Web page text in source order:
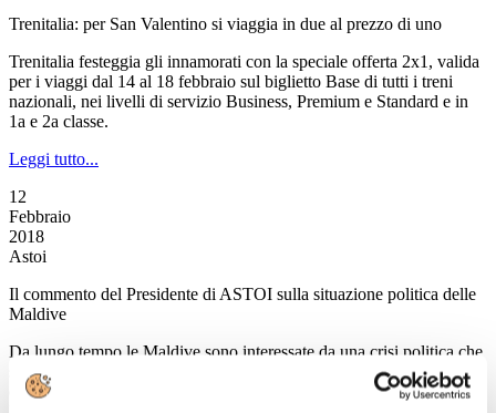
Trenitalia: per San Valentino si viaggia in due al prezzo di uno
Trenitalia festeggia gli innamorati con la speciale offerta 2x1, valida
per i viaggi dal 14 al 18 febbraio sul biglietto Base di tutti i treni
nazionali, nei livelli di servizio Business, Premium e Standard e in
1a e 2a classe.
Leggi tutto...
12
Febbraio
2018
Astoi
Il commento del Presidente di ASTOI sulla situazione politica delle
Maldive
Da lungo tempo le Maldive sono interessate da una crisi politica che
si è recentemente inasprita, portando alla dichiarazione dello Stato di
emergenza nella capitale dell'isola, Malé. L'Unità di Crisi della